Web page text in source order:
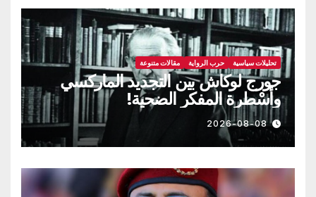
تحليلات سياسية حرب الرواية مقالات متنوعة
جورج لوكاش بين التجديد الماركسي
وأسْطرة المفكر الضحية!
2026-08-08